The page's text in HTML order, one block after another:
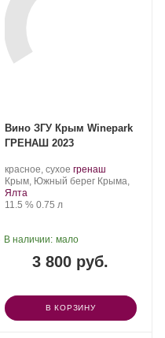
Вино ЗГУ Крым Winepark
ГРЕНАШ 2023
Производитель:
Winepark.
красное, сухое .
Сорт
гренаш.
Регион:
Крым, Южный берег Крыма,
Ялта
Крепость
11.5 %. Объем
0.75 л
3 800 руб.
В наличии: мало
В КОРЗИНУ